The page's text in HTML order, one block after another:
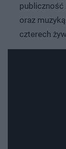
publiczność
oraz
czterech